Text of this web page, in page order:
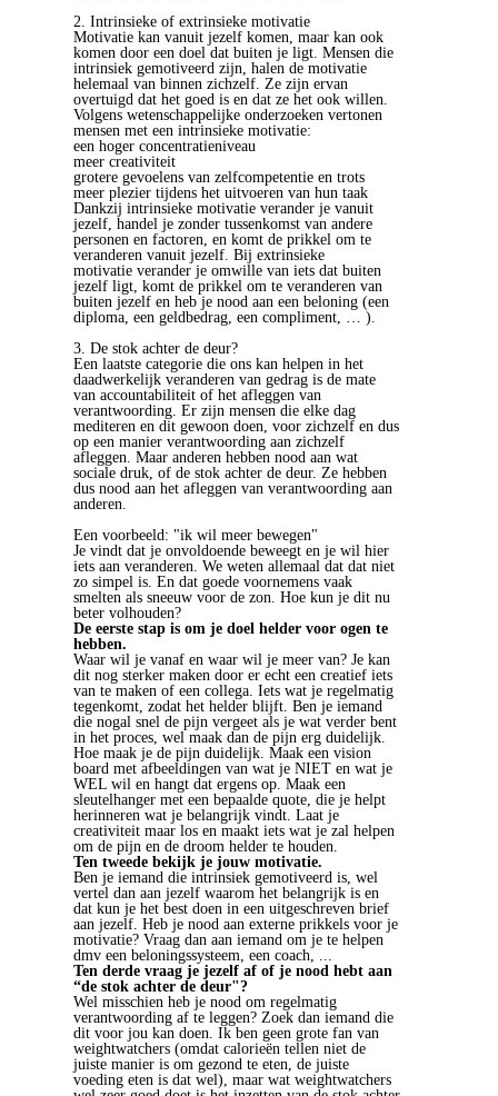
2. Intrinsieke of extrinsieke motivatie
Motivatie kan vanuit jezelf komen, maar kan ook
komen door een doel dat buiten je ligt. Mensen die
intrinsiek gemotiveerd zijn, halen de motivatie
helemaal van binnen zichzelf. Ze zijn ervan
overtuigd dat het goed is en dat ze het ook willen.
Volgens wetenschappelijke onderzoeken vertonen
mensen met een intrinsieke motivatie:
een hoger concentratieniveau
meer creativiteit
grotere gevoelens van zelfcompetentie en trots
meer plezier tijdens het uitvoeren van hun taak
Dankzij intrinsieke motivatie verander je vanuit
jezelf, handel je zonder tussenkomst van andere
personen en factoren, en komt de prikkel om te
veranderen vanuit jezelf. Bij extrinsieke
motivatie verander je omwille van iets dat buiten
jezelf ligt, komt de prikkel om te veranderen van
buiten jezelf en heb je nood aan een beloning (een
diploma, een geldbedrag, een compliment, … ).
3. De stok achter de deur?
Een laatste categorie die ons kan helpen in het
daadwerkelijk veranderen van gedrag is de mate
van accountabiliteit of het afleggen van
verantwoording. Er zijn mensen die elke dag
mediteren en dit gewoon doen, voor zichzelf en dus
op een manier verantwoording aan zichzelf
afleggen. Maar anderen hebben nood aan wat
sociale druk, of de stok achter de deur. Ze hebben
dus nood aan het afleggen van verantwoording aan
anderen.
Een voorbeeld: "ik wil meer bewegen"
Je vindt dat je onvoldoende beweegt en je wil hier
iets aan veranderen. We weten allemaal dat dat niet
zo simpel is. En dat goede voornemens vaak
smelten als sneeuw voor de zon. Hoe kun je dit nu
beter volhouden?
De eerste stap is om je doel helder voor ogen te
hebben.
Waar wil je vanaf en waar wil je meer van? Je kan
dit nog sterker maken door er echt een creatief iets
van te maken of een collega. Iets wat je regelmatig
tegenkomt, zodat het helder blijft. Ben je iemand
die nogal snel de pijn vergeet als je wat verder bent
in het proces, wel maak dan de pijn erg duidelijk.
Hoe maak je de pijn duidelijk. Maak een vision
board met afbeeldingen van wat je NIET en wat je
WEL wil en hangt dat ergens op. Maak een
sleutelhanger met een bepaalde quote, die je helpt
herinneren wat je belangrijk vindt. Laat je
creativiteit maar los en maakt iets wat je zal helpen
om de pijn en de droom helder te houden.
Ten tweede bekijk je jouw motivatie.
Ben je iemand die intrinsiek gemotiveerd is, wel
vertel dan aan jezelf waarom het belangrijk is en
dat kun je het best doen in een uitgeschreven brief
aan jezelf. Heb je nood aan externe prikkels voor je
motivatie? Vraag dan aan iemand om je te helpen
dmv een beloningssysteem, een coach, ...
Ten derde vraag je jezelf af of je nood hebt aan
“de stok achter de deur"?
Wel misschien heb je nood om regelmatig
verantwoording af te leggen? Zoek dan iemand die
dit voor jou kan doen. Ik ben geen grote fan van
weightwatchers (omdat calorieën tellen niet de
juiste manier is om gezond te eten, de juiste
voeding eten is dat wel), maar wat weightwatchers